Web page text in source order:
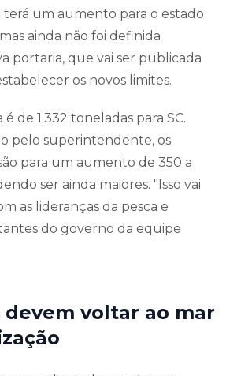
terá um aumento para o estado
ainda não foi definida
portaria, que vai ser publicada
os novos limites.
de 1.332 toneladas para SC.
pelo superintendente, os
para um aumento de 350 a
ser ainda maiores. "Isso vai
as lideranças da pesca e
do governo da equipe
devem voltar ao mar